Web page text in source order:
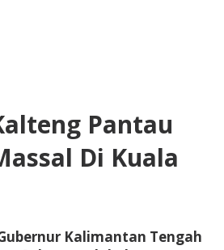
Pantau
Di Kuala
Kalimantan Tengah